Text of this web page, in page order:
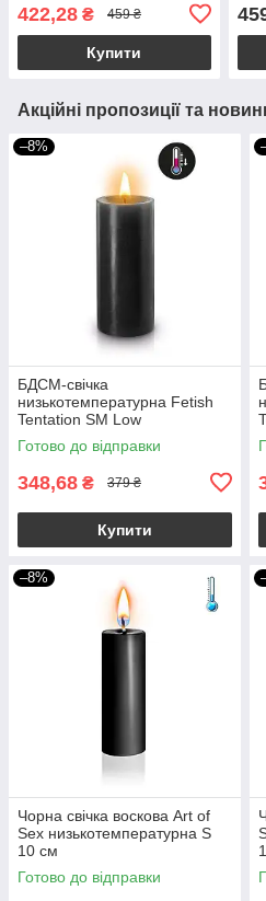
422,28 ₴ 459 ₴
Купити
Акційні пропозиції та
–8%
БДСМ-свічка
низькотемпературна Fetish
Tentation SM Low
Temperature Candle Black
Готово до відправки
348,68 ₴ 379 ₴
Купити
–8%
Чорна свічка воскова Art of
Sex низькотемпературна S
10 см
Готово до відправки